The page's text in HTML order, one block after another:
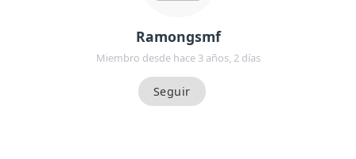
Ramongsmf
Miembro desde hace 3 años, 2 días